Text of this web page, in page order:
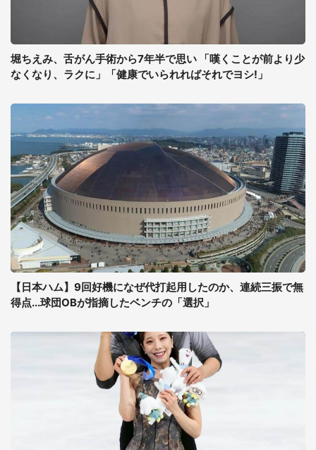
堀ちえみ、舌がん手術から7年半で思い 「嘆くことが前より少
なくなり、ラクに」「健康でいられればそれでヨシ!」
【日本ハム】9回好機になぜ代打起用したのか、連続三振で無
得点...球団OBが指摘したベンチの「選択」